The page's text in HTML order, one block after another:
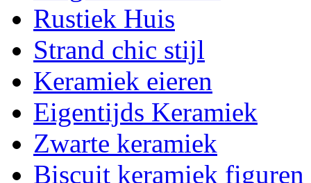
Rustiek Huis
Strand chic stijl
Keramiek eieren
Eigentijds Keramiek
Zwarte keramiek
Biscuit keramiek figuren